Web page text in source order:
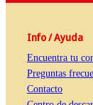
Info / Ayuda
Encuentra tu
Preguntas
Contacto